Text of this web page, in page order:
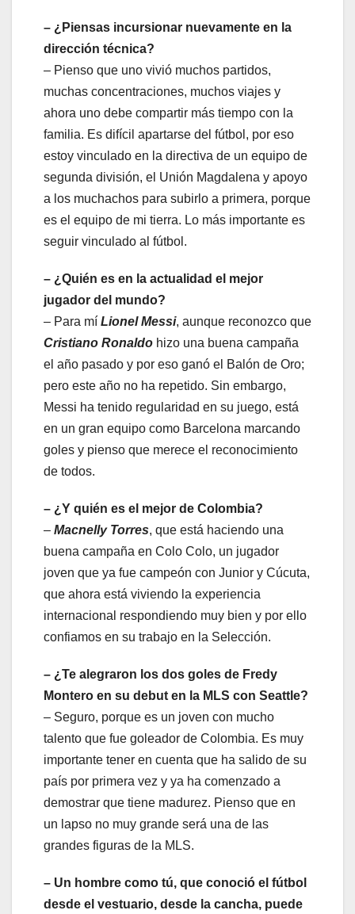
– ¿Piensas incursionar nuevamente en la
dirección técnica?
– Pienso que uno vivió muchos partidos,
muchas concentraciones, muchos viajes y
ahora uno debe compartir más tiempo con la
familia. Es difícil apartarse del fútbol, por eso
estoy vinculado en la directiva de un equipo de
segunda división, el Unión Magdalena y apoyo
a los muchachos para subirlo a primera, porque
es el equipo de mi tierra. Lo más importante es
seguir vinculado al fútbol.
– ¿Quién es en la actualidad el mejor
jugador del mundo?
– Para mí Lionel Messi, aunque reconozco que
Cristiano Ronaldo hizo una buena campaña
el año pasado y por eso ganó el Balón de Oro;
pero este año no ha repetido. Sin embargo,
Messi ha tenido regularidad en su juego, está
en un gran equipo como Barcelona marcando
goles y pienso que merece el reconocimiento
de todos.
– ¿Y quién es el mejor de Colombia?
– Macnelly Torres, que está haciendo una
buena campaña en Colo Colo, un jugador
joven que ya fue campeón con Junior y Cúcuta,
que ahora está viviendo la experiencia
internacional respondiendo muy bien y por ello
confiamos en su trabajo en la Selección.
– ¿Te alegraron los dos goles de Fredy
Montero en su debut en la MLS con Seattle?
– Seguro, porque es un joven con mucho
talento que fue goleador de Colombia. Es muy
importante tener en cuenta que ha salido de su
país por primera vez y ya ha comenzado a
demostrar que tiene madurez. Pienso que en
un lapso no muy grande será una de las
grandes figuras de la MLS.
– Un hombre como tú, que conoció el fútbol
desde el vestuario, desde la cancha, puede